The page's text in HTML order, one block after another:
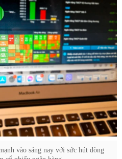
vào sáng nay với sức hút dòng